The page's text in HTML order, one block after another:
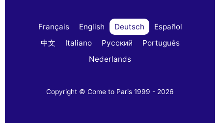
Français English Deutsch
Español
中文
Italiano Русский
Português
Nederlands
Copyright © Come to Paris 1999 - 2026